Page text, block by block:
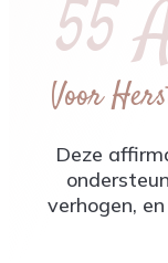
55
Voor
Deze
verhogen,